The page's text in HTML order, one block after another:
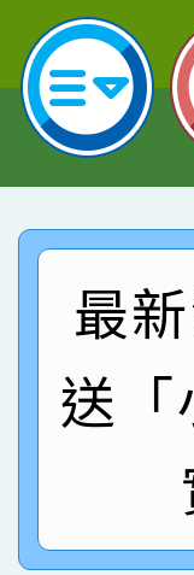
名
園市
指導
賀！
賽
賀
市賽
創客
賀！
賽
名
賀！
倩參
名
賀！
園市
指
賀！
賽
臺
賀
市
最
送